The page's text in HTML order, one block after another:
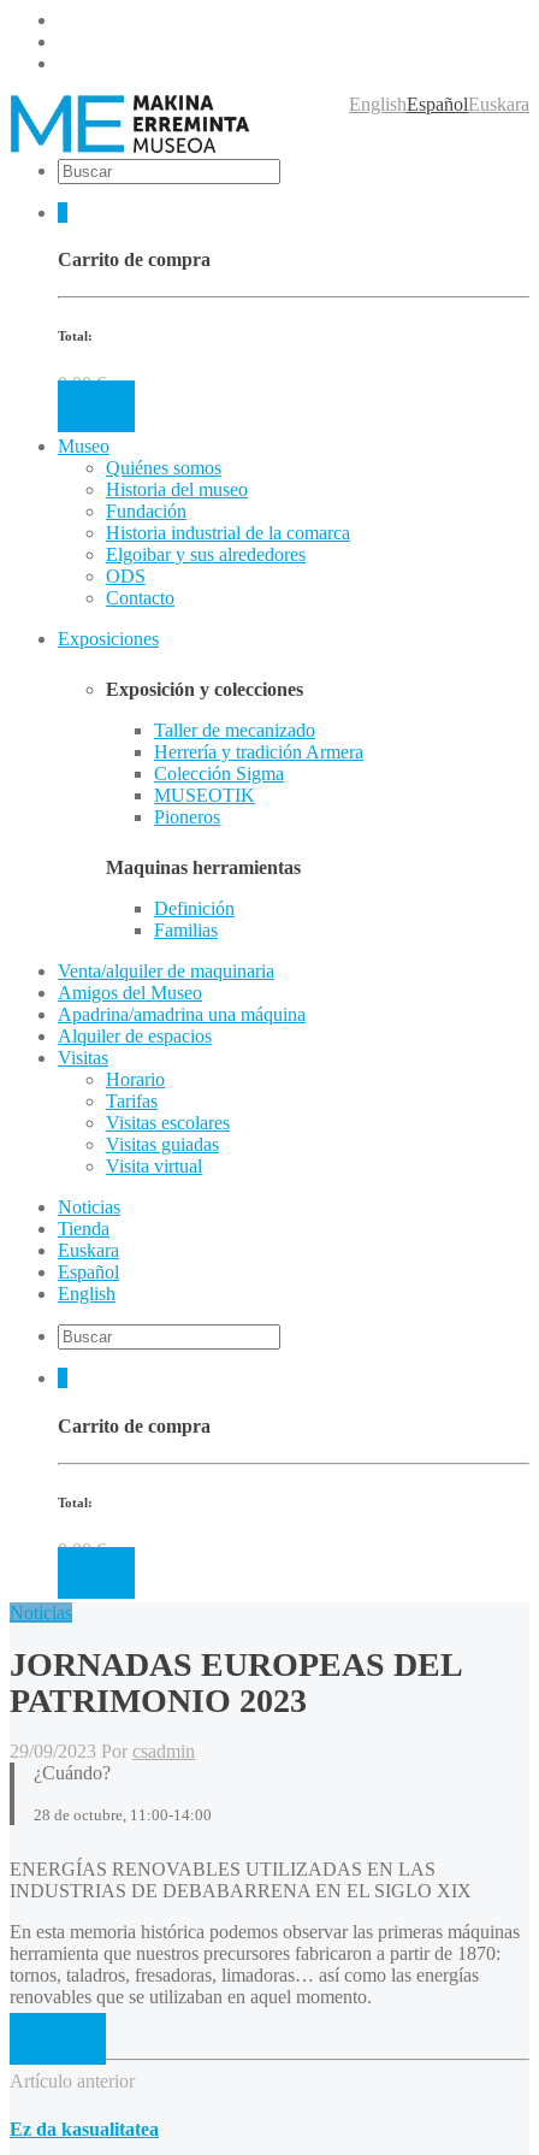
Euskara
Español
English
Carrito de compra
Total:
0.00€
Museo
Quiénes somos
Historia del museo
Fundación
Historia industrial de la comarca
Elgoibar y sus alrededores
ODS
Contacto
Exposiciones
Exposición y colecciones
Taller de mecanizado
Herrería y tradición Armera
Colección Sigma
MUSEOTIK
Pioneros
Maquinas herramientas
Definición
Familias
Venta/alquiler de maquinaria
Amigos del Museo
Apadrina/amadrina una máquina
Alquiler de espacios
Visitas
Horario
Tarifas
Visitas escolares
Visitas guiadas
Visita virtual
Noticias
Tienda
Euskara
Español
English
Carrito de compra
Total:
0.00€
Noticias
JORNADAS EUROPEAS DEL
PATRIMONIO 2023
29/09/2023 Por csadmin
¿Cuándo?
28 de octubre, 11:00-14:00
ENERGÍAS RENOVABLES UTILIZADAS EN LAS
INDUSTRIAS DE DEBABARRENA EN EL SIGLO XIX
En esta memoria histórica podemos observar las primeras máquinas
herramienta que nuestros precursores fabricaron a partir de 1870:
tornos, taladros, fresadoras, limadoras… así como las energías
renovables que se utilizaban en aquel momento.
Artículo anterior
Ez da kasualitatea